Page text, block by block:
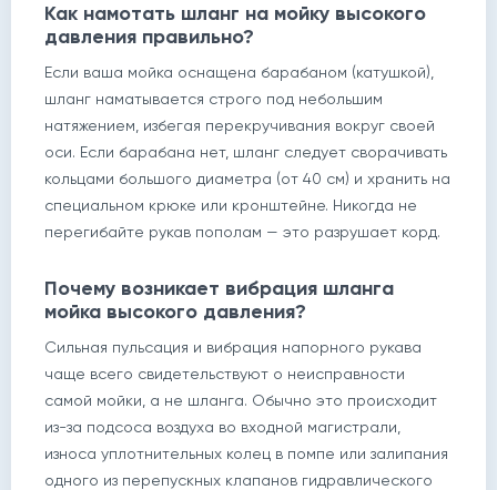
Как намотать шланг на мойку высокого
давления правильно?
Если ваша мойка оснащена барабаном (катушкой),
шланг наматывается строго под небольшим
натяжением, избегая перекручивания вокруг своей
оси. Если барабана нет, шланг следует сворачивать
кольцами большого диаметра (от 40 см) и хранить на
специальном крюке или кронштейне. Никогда не
перегибайте рукав пополам — это разрушает корд.
Почему возникает вибрация шланга
мойка высокого давления?
Сильная пульсация и вибрация напорного рукава
чаще всего свидетельствуют о неисправности
самой мойки, а не шланга. Обычно это происходит
из-за подсоса воздуха во входной магистрали,
износа уплотнительных колец в помпе или залипания
одного из перепускных клапанов гидравлического